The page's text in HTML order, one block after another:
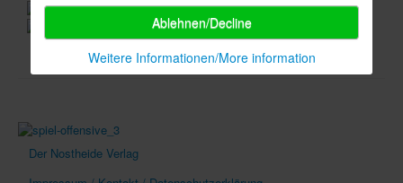
Veranstaltungen-Events
Archivierte Meldungen-News archive
Der Nostheide Verlag
Ablehnen/Decline
Weitere Informationen/More information